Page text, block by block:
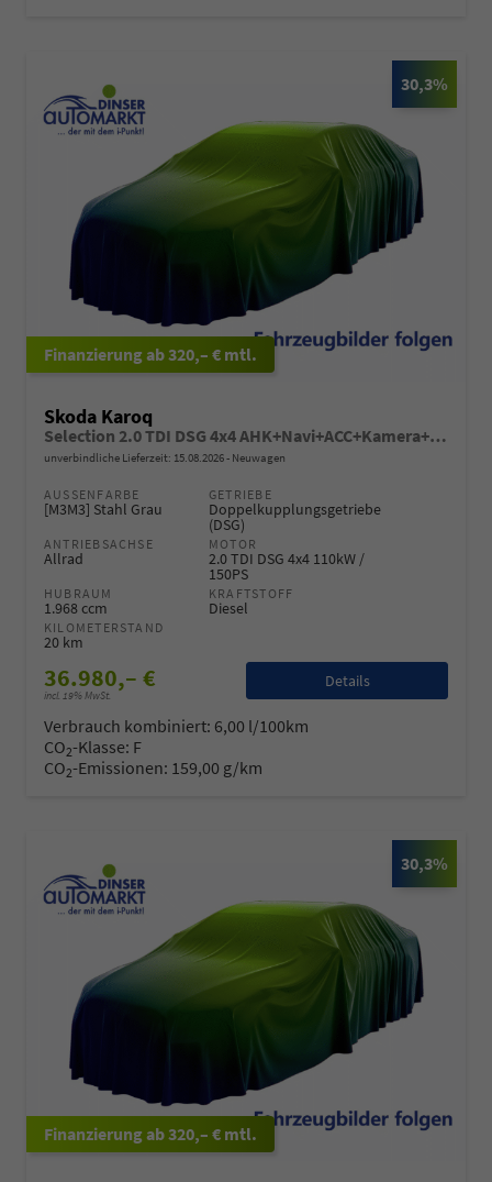
30,3%
ab 320,– € mtl.
Skoda Karoq
Selection 2.0 TDI DSG 4x4 AHK+Navi+ACC+Kamera+Sitzheiz+eHeck+Chrom+Lodge+GV5
unverbindliche Lieferzeit: 15.08.2026 Neuwagen
AUSSENFARBE
[M3M3] Stahl Grau
GETRIEBE
Doppelkupplungsgetriebe
(DSG)
ANTRIEBSACHSE
Allrad
MOTOR
2.0 TDI DSG 4x4 110kW /
150PS
HUBRAUM
1.968 ccm
KRAFTSTOFF
Diesel
KILOMETERSTAND
20 km
36.980,– €
incl. 19% MwSt.
Details
Verbrauch kombiniert: 6,00 l/100km
CO2-Klasse: F
CO2-Emissionen: 159,00 g/km
30,3%
ab 320,– € mtl.